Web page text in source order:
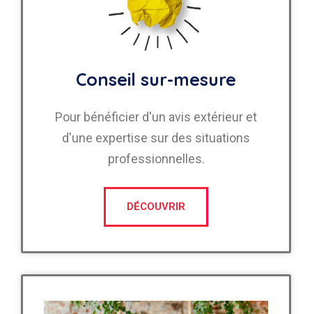
Conseil sur-mesure
Pour bénéficier d'un avis extérieur et
d'une expertise sur des situations
professionnelles.
DÉCOUVRIR